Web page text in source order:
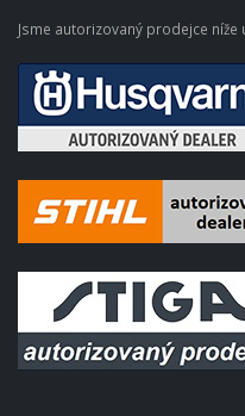
Jsme autorizovaný prodejce níže